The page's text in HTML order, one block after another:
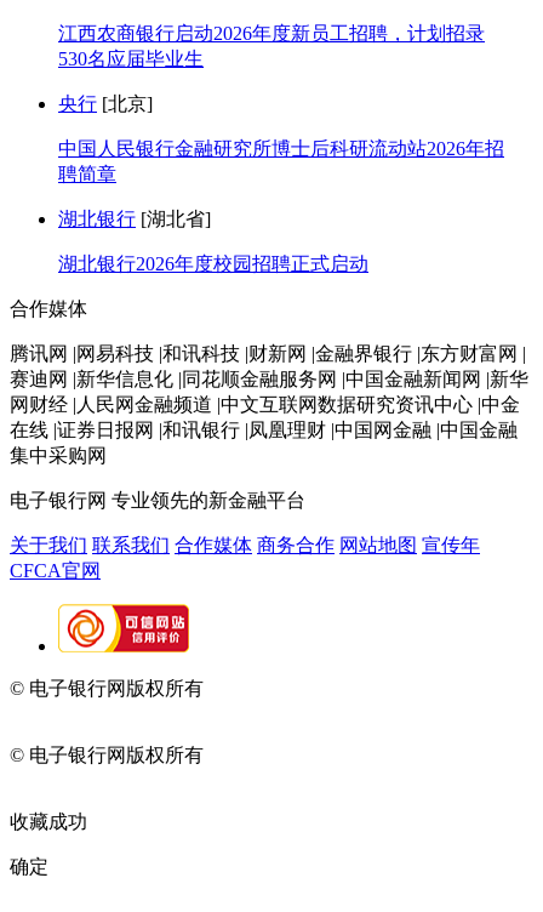
江西农商银行启动2026年度新员工招聘，计划招录
530名应届毕业生
央行 [北京]
中国人民银行金融研究所博士后科研流动站2026年招
聘简章
湖北银行 [湖北省]
湖北银行2026年度校园招聘正式启动
合作媒体
腾讯网 |网易科技 |和讯科技 |财新网 |金融界银行 |东方财富网 |
赛迪网 |新华信息化 |同花顺金融服务网 |中国金融新闻网 |新华
网财经 |人民网金融频道 |中文互联网数据研究资讯中心 |中金
在线 |证券日报网 |和讯银行 |凤凰理财 |中国网金融 |中国金融
集中采购网
电子银行网 专业领先的新金融平台
关于我们 联系我们 合作媒体 商务合作 网站地图 宣传年
CFCA官网
© 电子银行网版权所有
© 电子银行网版权所有
收藏成功
确定